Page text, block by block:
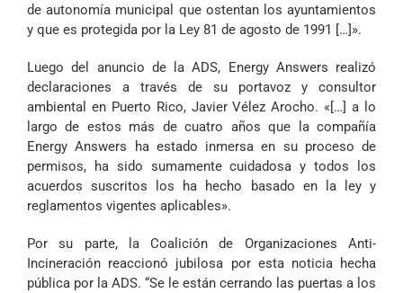
de autonomía municipal que ostentan los ayuntamientos
y que es protegida por la Ley 81 de agosto de 1991 […]».
Luego del anuncio de la ADS, Energy Answers realizó
declaraciones a través de su portavoz y consultor
ambiental en Puerto Rico, Javier Vélez Arocho. «[…] a lo
largo de estos más de cuatro años que la compañía
Energy Answers ha estado inmersa en su proceso de
permisos, ha sido sumamente cuidadosa y todos los
acuerdos suscritos los ha hecho basado en la ley y
reglamentos vigentes aplicables».
Por su parte, la Coalición de Organizaciones Anti-
Incineración reaccionó jubilosa por esta noticia hecha
pública por la ADS. “Se le están cerrando las puertas a los